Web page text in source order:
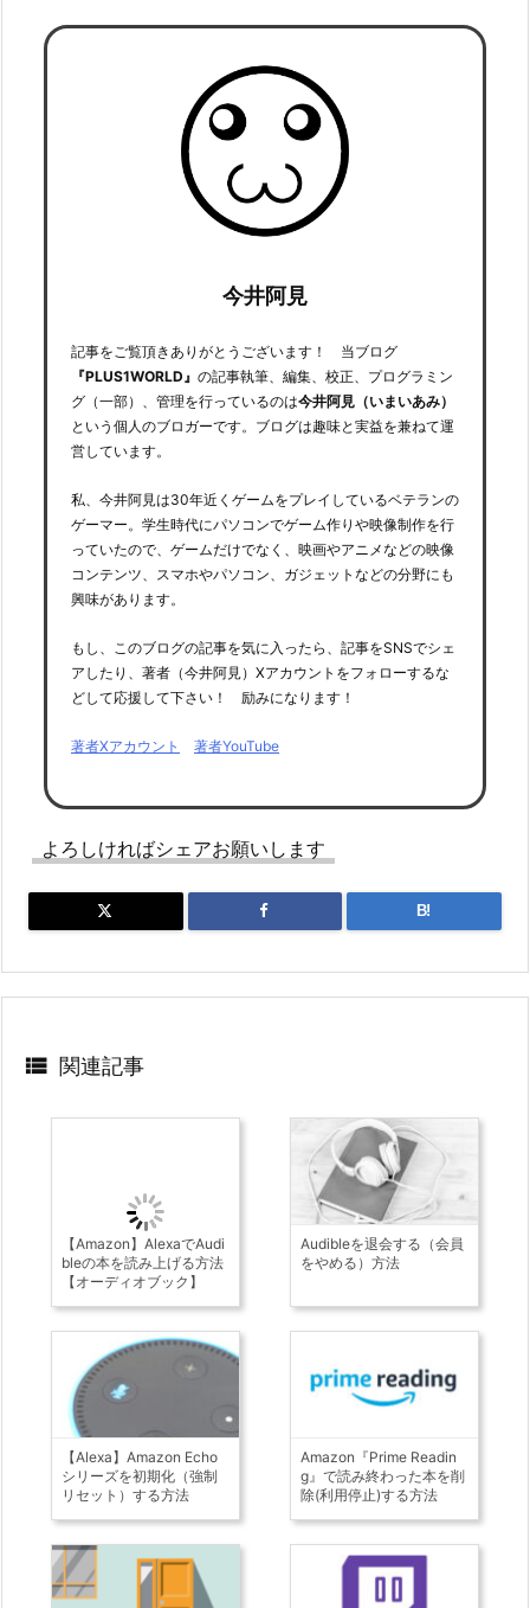
今井阿見
記事をご覧頂きありがとうございます！ 当ブログ
『PLUS1WORLD』 の記事執筆、編集、校正、プログラミン
グ（一部）、管理を行っているのは今井阿見（いまいあみ）
という個人のブロガーです。ブログは趣味と実益を兼ねて運
営しています。
私、今井阿見は30年近くゲームをプレイしているベテランの
ゲーマー。学生時代にパソコンでゲーム作りや映像制作を行
っていたので、ゲームだけでなく、映画やアニメなどの映像
コンテンツ、スマホやパソコン、ガジェットなどの分野にも
興味があります。
もし、このブログの記事を気に入ったら、記事をSNSでシェ
アしたり、著者（今井阿見）Xアカウントをフォローするな
どして応援して下さい！ 励みになります！
著者Xアカウント 著者YouTube
よろしければシェアお願いします
B!
 関連記事
【Amazon】AlexaでAudi
bleの本を読み上げる方法
【オーディオブック】
Audibleを退会する（会員
をやめる）方法
【Alexa】Amazon Echo
シリーズを初期化（強制
リセット）する方法
Amazon『Prime Readin
g』で読み終わった本を削
除(利用停止)する方法